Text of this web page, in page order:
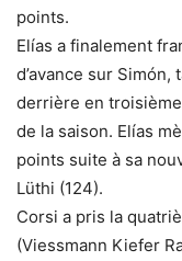
points.
Elías a finalement
d’avance sur Simón,
derrière en
de la saison. Elías
points suite à sa
Lüthi (124).
Corsi a pris la
(Viessmann Kiefer